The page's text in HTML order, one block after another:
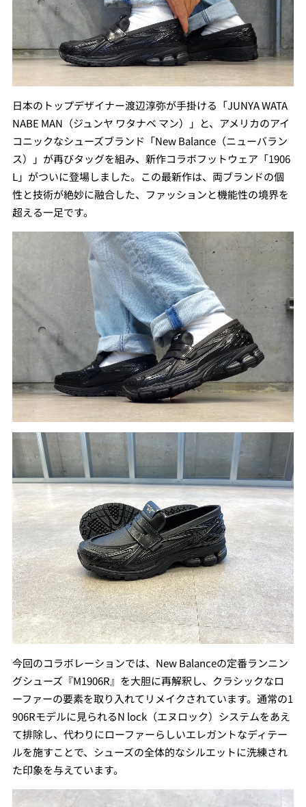
日本のトップデザイナー渡辺淳弥が手掛ける「JUNYA WATA
NABE MAN（ジュンヤ ワタナベ マン）」と、アメリカのアイ
コニックなシューズブランド「New Balance（ニューバラン
ス）」が再びタッグを組み、新作コラボフットウェア「1906
L」がついに登場しました。この最新作は、両ブランドの個
性と技術が絶妙に融合した、ファッションと機能性の境界を
超える一足です。
今回のコラボレーションでは、New Balanceの定番ランニン
グシューズ『M1906R』を大胆に再解釈し、クラシックなロ
ーファーの要素を取り入れてリメイクされています。通常の1
906Rモデルに見られるN lock（エヌロック）システムをあえ
て排除し、代わりにローファーらしいエレガントなディテー
ルを施すことで、シューズの全体的なシルエットに洗練され
た印象を与えています。